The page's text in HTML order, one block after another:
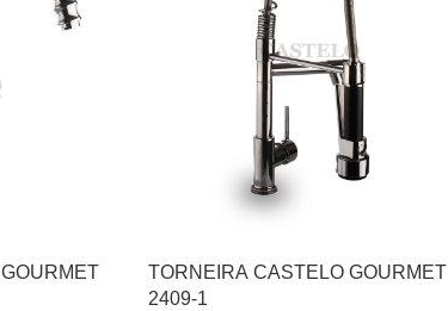
TORNEIRA CASTELO GOURMET
TORNEIRA CASTELO GOURMET
2409-1